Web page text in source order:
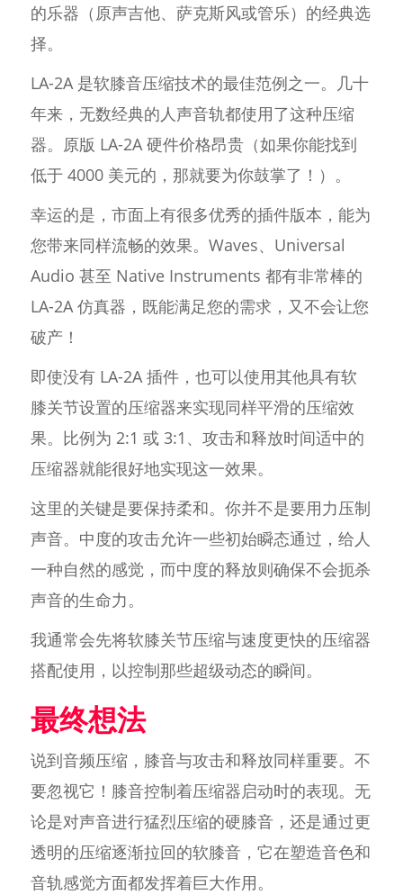
的乐器（原声吉他、萨克斯风或管乐）的经典选
择。
LA-2A 是软膝音压缩技术的最佳范例之一。几十
年来，无数经典的人声音轨都使用了这种压缩
器。原版 LA-2A 硬件价格昂贵（如果你能找到
低于 4000 美元的，那就要为你鼓掌了！）。
幸运的是，市面上有很多优秀的插件版本，能为
您带来同样流畅的效果。Waves、Universal
Audio 甚至 Native Instruments 都有非常棒的
LA-2A 仿真器，既能满足您的需求，又不会让您
破产！
即使没有 LA-2A 插件，也可以使用其他具有软
膝关节设置的压缩器来实现同样平滑的压缩效
果。比例为 2:1 或 3:1、攻击和释放时间适中的
压缩器就能很好地实现这一效果。
这里的关键是要保持柔和。你并不是要用力压制
声音。中度的攻击允许一些初始瞬态通过，给人
一种自然的感觉，而中度的释放则确保不会扼杀
声音的生命力。
我通常会先将软膝关节压缩与速度更快的压缩器
搭配使用，以控制那些超级动态的瞬间。
最终想法
说到音频压缩，膝音与攻击和释放同样重要。不
要忽视它！膝音控制着压缩器启动时的表现。无
论是对声音进行猛烈压缩的硬膝音，还是通过更
透明的压缩逐渐拉回的软膝音，它在塑造音色和
音轨感觉方面都发挥着巨大作用。